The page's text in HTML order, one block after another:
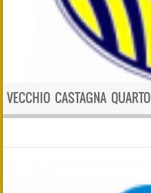
VECCHIO CASTAGNA QUARTO